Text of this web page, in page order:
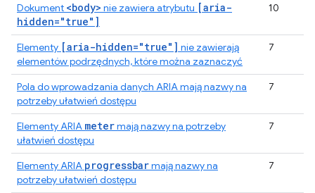
Dokument <body> nie zawiera atrybutu [aria-
hidden="true"]
10
Elementy [aria-hidden="true"] nie zawierają
elementów podrzędnych, które można zaznaczyć
7
Pola do wprowadzania danych ARIA mają nazwy na
potrzeby ułatwień dostępu
7
Elementy ARIA metermają nazwy na potrzeby
ułatwień dostępu
7
Elementy ARIA progressbarmają nazwy na
potrzeby ułatwień dostępu
7